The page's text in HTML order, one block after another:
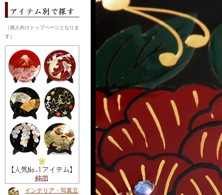
（個人向けトップページとなりま
す）
インテリア・写真立